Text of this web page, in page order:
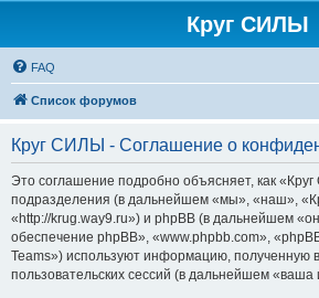
Круг СИЛЫ
FAQ
Список форумов
Круг СИЛЫ - Соглашение о
Это соглашение подробно объясняет, как
подразделения (в дальнейшем «мы», «наш»,
«http://krug.way9.ru») и phpBB (в дальнейшем
обеспечение phpBB», «www.phpbb.com»,
Teams») используют информацию, полученную
пользовательских сессий (в дальнейшем